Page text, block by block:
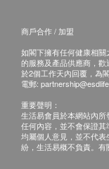
商戶合作 / 加盟
如閣下擁有任何健康相
的服務及產品供應商，
於2個工作天內回覆，為
電郵:
重要聲明：
生活易會員於本網站內
任何內容，並不會保證
均屬個人意見，並不代
紛，生活易概不負責。有